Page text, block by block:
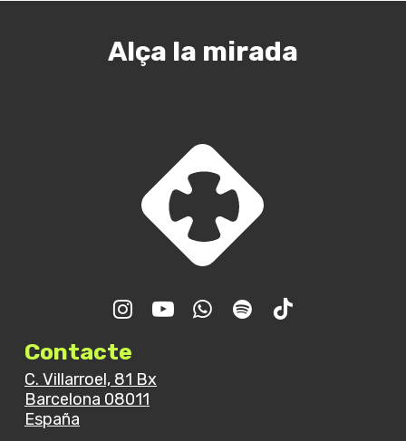
Trobada GJR – Final de
Alça la mirada
Contacte
C. Villarroel, 81 Bx
Barcelona 08011
España